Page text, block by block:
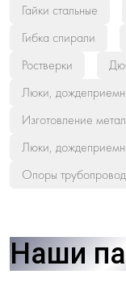
Гайки стальные
Гибка спирали
Ростверки
Люки,
Изготовление
Люки,
Опоры
Наши